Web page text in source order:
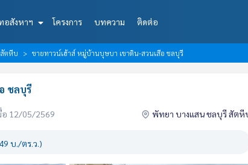
อสังหาฯ โครงการ บทความ ติดต่อ
ตหีบ ขายทาวน์เฮ้าส์ หมู่บ้านบุษบา เขาดิน-สวนเสือ ชลบุรี
ชลบุรี
อ 12/05/2569 พัทยา บางแสน ชลบุรี สัตหี
บ./ตร.ว.)